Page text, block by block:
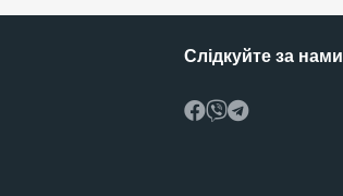
Слідкуйте за нами